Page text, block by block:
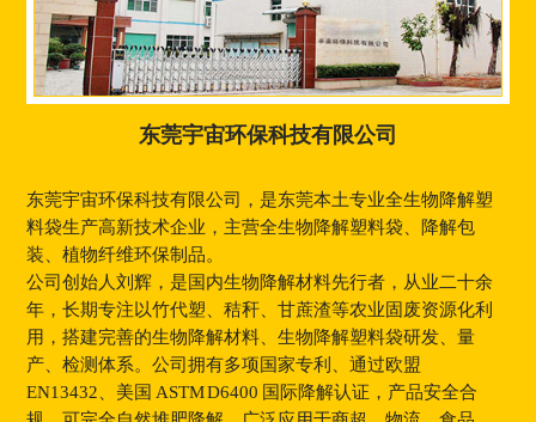
东莞宇宙环保科技有限公司
东莞宇宙环保科技有限公司，是东莞本土专业全生物降解塑
料袋生产高新技术企业，主营全生物降解塑料袋、降解包
装、植物纤维环保制品。
公司创始人刘辉，是国内生物降解材料先行者，从业二十余
年，长期专注以竹代塑、秸秆、甘蔗渣等农业固废资源化利
用，搭建完善的生物降解材料、生物降解塑料袋研发、量
产、检测体系。公司拥有多项国家专利、通过欧盟
EN13432、美国 ASTM D6400 国际降解认证，产品安全合